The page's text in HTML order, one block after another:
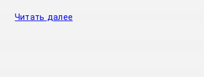
Читать далее